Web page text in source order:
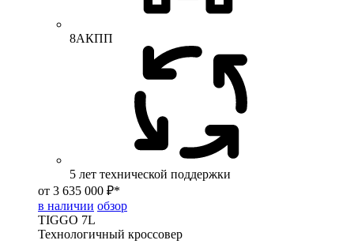
8АКПП
5 лет технической поддержки
от 3 635 000 ₽*
в наличии обзор
TIGGO 7L
Технологичный кроссовер